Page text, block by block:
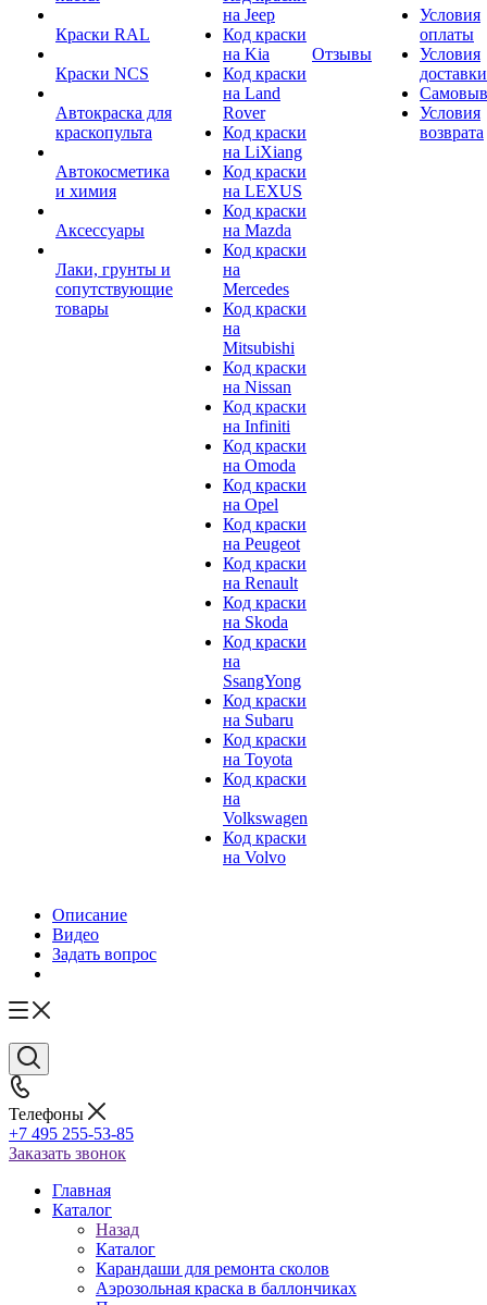
Краски RAL
Краски NCS
Автокраска для
краскопульта
Автокосметика
и химия
Аксессуары
Лаки, грунты и
сопутствующие
товары
на Jeep
Код краски
на Kia
Код краски
на Land
Rover
Код краски
на LiXiang
Код краски
на LEXUS
Код краски
на Mazda
Код краски
на
Mercedes
Код краски
на
Mitsubishi
Код краски
на Nissan
Код краски
на Infiniti
Код краски
на Omoda
Код краски
на Opel
Код краски
на Peugeot
Код краски
на Renault
Код краски
на Skoda
Код краски
на
SsangYong
Код краски
на Subaru
Код краски
на Toyota
Код краски
на
Volkswagen
Код краски
на Volvo
Отзывы
Условия
оплаты
Условия
доставки
Условия
возврата
Описание
Видео
Задать вопрос
Телефоны
+7 495 255-53-85
Заказать звонок
Главная
Каталог
Назад
Каталог
Карандаши для ремонта сколов
Аэрозольная краска в баллончиках